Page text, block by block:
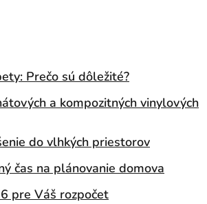
Prečo sú dôležité?
a kompozitných vinylových
do vlhkých priestorov
čas na plánovanie domova
pre Váš rozpočet